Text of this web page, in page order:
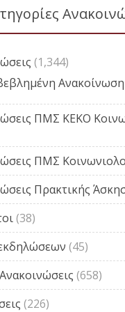
(1,344)
Ανακοίνωση
ΠΜΣ ΚΕΚΟ
ΠΜΣ
Πρακτικής
(38)
(45)
(658)
(226)